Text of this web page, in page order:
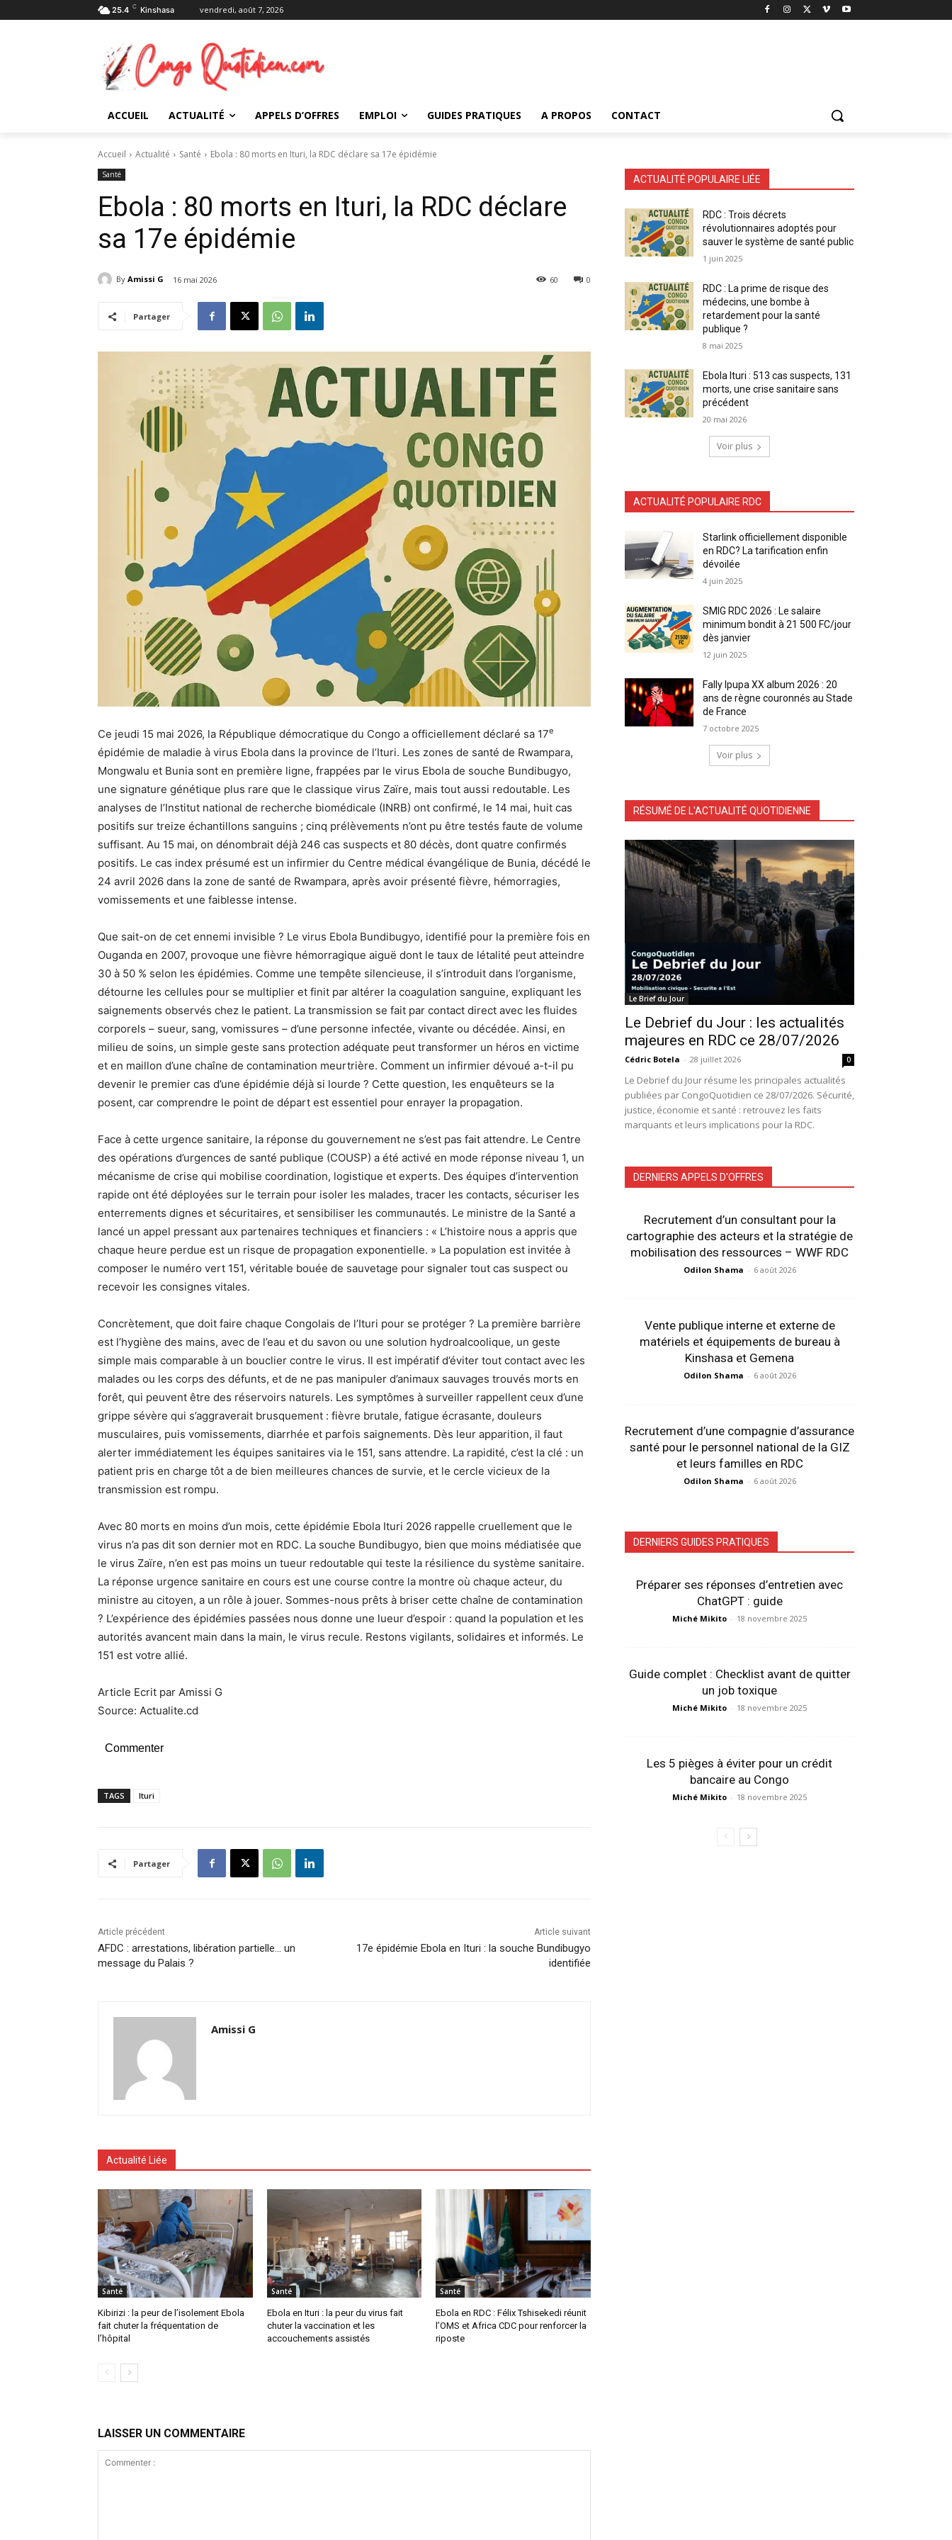
25.4 C Kinshasa vendredi, août 7, 2026
ACCUEIL ACTUALITÉ APPELS D’OFFRES EMPLOI GUIDES PRATIQUES A PROPOS CONTACT
Accueil Actualité Santé Ebola : 80 morts en Ituri, la RDC déclare sa 17e épidémie
Santé
Ebola : 80 morts en Ituri, la RDC déclare
sa 17e épidémie
By Amissi G 16 mai 2026 0
60
Partager
Ce jeudi 15 mai 2026, la République démocratique du Congo a officiellement déclaré sa 17e
épidémie de maladie à virus Ebola dans la province de l’Ituri. Les zones de santé de Rwampara,
Mongwalu et Bunia sont en première ligne, frappées par le virus Ebola de souche Bundibugyo,
une signature génétique plus rare que le classique virus Zaïre, mais tout aussi redoutable. Les
analyses de l’Institut national de recherche biomédicale (INRB) ont confirmé, le 14 mai, huit cas
positifs sur treize échantillons sanguins ; cinq prélèvements n’ont pu être testés faute de volume
suffisant. Au 15 mai, on dénombrait déjà 246 cas suspects et 80 décès, dont quatre confirmés
positifs. Le cas index présumé est un infirmier du Centre médical évangélique de Bunia, décédé le
24 avril 2026 dans la zone de santé de Rwampara, après avoir présenté fièvre, hémorragies,
vomissements et une faiblesse intense.
Que sait-on de cet ennemi invisible ? Le virus Ebola Bundibugyo, identifié pour la première fois en
Ouganda en 2007, provoque une fièvre hémorragique aiguë dont le taux de létalité peut atteindre
30 à 50 % selon les épidémies. Comme une tempête silencieuse, il s’introduit dans l’organisme,
détourne les cellules pour se multiplier et finit par altérer la coagulation sanguine, expliquant les
saignements observés chez le patient. La transmission se fait par contact direct avec les fluides
corporels – sueur, sang, vomissures – d’une personne infectée, vivante ou décédée. Ainsi, en
milieu de soins, un simple geste sans protection adéquate peut transformer un héros en victime
et en maillon d’une chaîne de contamination meurtrière. Comment un infirmier dévoué a-t-il pu
devenir le premier cas d’une épidémie déjà si lourde ? Cette question, les enquêteurs se la
posent, car comprendre le point de départ est essentiel pour enrayer la propagation.
Face à cette urgence sanitaire, la réponse du gouvernement ne s’est pas fait attendre. Le Centre
des opérations d’urgences de santé publique (COUSP) a été activé en mode réponse niveau 1, un
mécanisme de crise qui mobilise coordination, logistique et experts. Des équipes d’intervention
rapide ont été déployées sur le terrain pour isoler les malades, tracer les contacts, sécuriser les
enterrements dignes et sécuritaires, et sensibiliser les communautés. Le ministre de la Santé a
lancé un appel pressant aux partenaires techniques et financiers : « L’histoire nous a appris que
chaque heure perdue est un risque de propagation exponentielle. » La population est invitée à
composer le numéro vert 151, véritable bouée de sauvetage pour signaler tout cas suspect ou
recevoir les consignes vitales.
Concrètement, que doit faire chaque Congolais de l’Ituri pour se protéger ? La première barrière
est l’hygiène des mains, avec de l’eau et du savon ou une solution hydroalcoolique, un geste
simple mais comparable à un bouclier contre le virus. Il est impératif d’éviter tout contact avec les
malades ou les corps des défunts, et de ne pas manipuler d’animaux sauvages trouvés morts en
forêt, qui peuvent être des réservoirs naturels. Les symptômes à surveiller rappellent ceux d’une
grippe sévère qui s’aggraverait brusquement : fièvre brutale, fatigue écrasante, douleurs
musculaires, puis vomissements, diarrhée et parfois saignements. Dès leur apparition, il faut
alerter immédiatement les équipes sanitaires via le 151, sans attendre. La rapidité, c’est la clé : un
patient pris en charge tôt a de bien meilleures chances de survie, et le cercle vicieux de la
transmission est rompu.
Avec 80 morts en moins d’un mois, cette épidémie Ebola Ituri 2026 rappelle cruellement que le
virus n’a pas dit son dernier mot en RDC. La souche Bundibugyo, bien que moins médiatisée que
le virus Zaïre, n’en est pas moins un tueur redoutable qui teste la résilience du système sanitaire.
La réponse urgence sanitaire en cours est une course contre la montre où chaque acteur, du
ministre au citoyen, a un rôle à jouer. Sommes-nous prêts à briser cette chaîne de contamination
? L’expérience des épidémies passées nous donne une lueur d’espoir : quand la population et les
autorités avancent main dans la main, le virus recule. Restons vigilants, solidaires et informés. Le
151 est votre allié.
Article Ecrit par Amissi G
Source: Actualite.cd
Commenter
TAGS Ituri
Partager
Article précédent
AFDC : arrestations, libération partielle… un
message du Palais ?
Article suivant
17e épidémie Ebola en Ituri : la souche Bundibugyo
identifiée
Amissi G
Actualité Liée
Santé
Kibirizi : la peur de l’isolement Ebola
fait chuter la fréquentation de
l’hôpital
Santé
Ebola en Ituri : la peur du virus fait
chuter la vaccination et les
accouchements assistés
Santé
Ebola en RDC : Félix Tshisekedi réunit
l’OMS et Africa CDC pour renforcer la
riposte
LAISSER UN COMMENTAIRE
ACTUALITÉ POPULAIRE LIÉE
RDC : Trois décrets
révolutionnaires adoptés pour
sauver le système de santé public
1 juin 2025
RDC : La prime de risque des
médecins, une bombe à
retardement pour la santé
publique ?
8 mai 2025
Ebola Ituri : 513 cas suspects, 131
morts, une crise sanitaire sans
précédent
20 mai 2026
Voir plus
ACTUALITÉ POPULAIRE RDC
Starlink officiellement disponible
en RDC? La tarification enfin
dévoilée
4 juin 2025
SMIG RDC 2026 : Le salaire
minimum bondit à 21 500 FC/jour
dès janvier
12 juin 2025
Fally Ipupa XX album 2026 : 20
ans de règne couronnés au Stade
de France
7 octobre 2025
Voir plus
RÉSUMÉ DE L'ACTUALITÉ QUOTIDIENNE
Le Brief du Jour
Le Debrief du Jour : les actualités
majeures en RDC ce 28/07/2026
Cédric Botela - 28 juillet 2026 0
Le Debrief du Jour résume les principales actualités
publiées par CongoQuotidien ce 28/07/2026. Sécurité,
justice, économie et santé : retrouvez les faits
marquants et leurs implications pour la RDC.
DERNIERS APPELS D'OFFRES
Recrutement d’un consultant pour la
cartographie des acteurs et la stratégie de
mobilisation des ressources – WWF RDC
Odilon Shama - 6 août 2026
Vente publique interne et externe de
matériels et équipements de bureau à
Kinshasa et Gemena
Odilon Shama - 6 août 2026
Recrutement d’une compagnie d’assurance
santé pour le personnel national de la GIZ
et leurs familles en RDC
Odilon Shama - 6 août 2026
DERNIERS GUIDES PRATIQUES
Préparer ses réponses d’entretien avec
ChatGPT : guide
Miché Mikito - 18 novembre 2025
Guide complet : Checklist avant de quitter
un job toxique
Miché Mikito - 18 novembre 2025
Les 5 pièges à éviter pour un crédit
bancaire au Congo
Miché Mikito - 18 novembre 2025